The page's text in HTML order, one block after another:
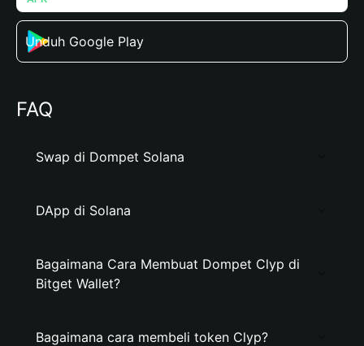
Unduh Google Play
FAQ
Swap di Dompet Solana
DApp di Solana
Bagaimana Cara Membuat Dompet Clyp di
Bitget Wallet?
Bagaimana cara membeli token Clyp?